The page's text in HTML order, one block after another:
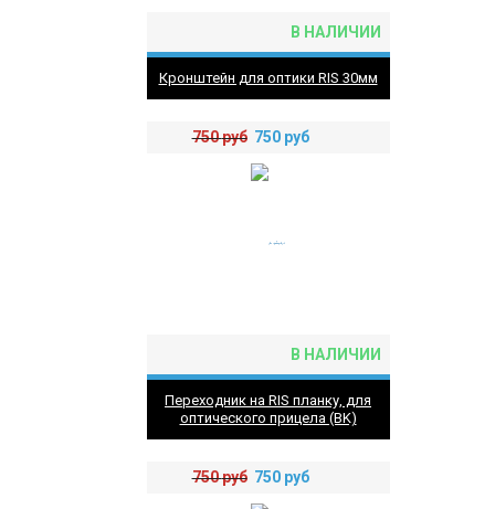
В НАЛИЧИИ
Кронштейн для оптики RIS 30мм
750руб 750 руб
В НАЛИЧИИ
Переходник на RIS планку, для
оптического прицела (BK)
750руб 750 руб